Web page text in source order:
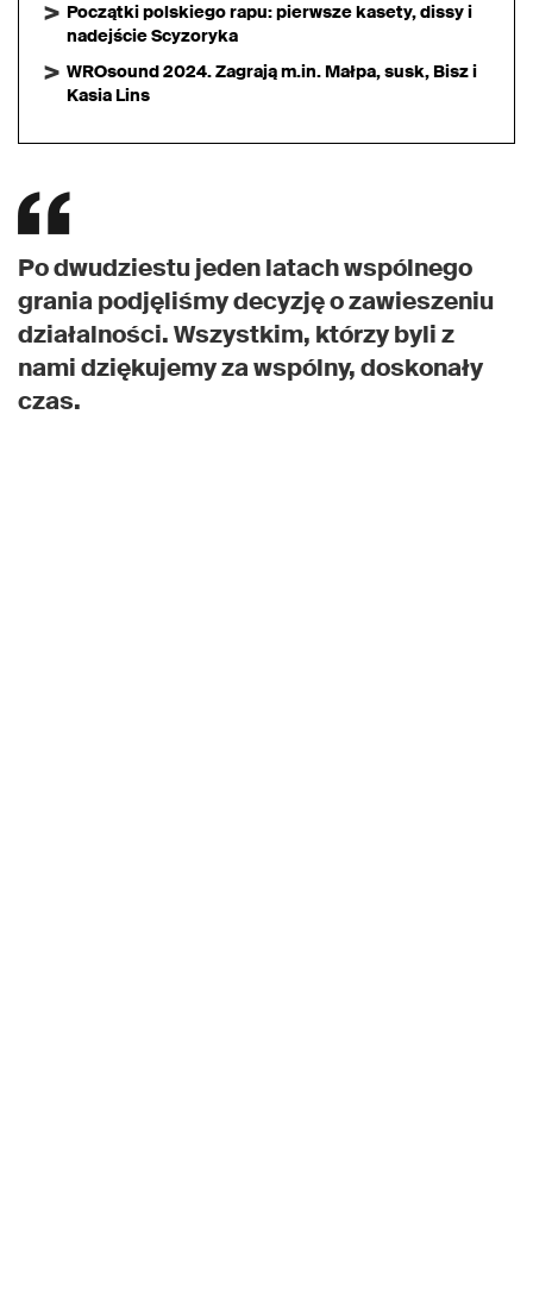
Początki polskiego rapu: pierwsze kasety, dissy i
nadejście Scyzoryka
WROsound 2024. Zagrają m.in. Małpa, susk, Bisz i
Kasia Lins
Po dwudziestu jeden latach wspólnego
grania podjęliśmy decyzję o zawieszeniu
działalności. Wszystkim, którzy byli z
nami dziękujemy za wspólny, doskonały
czas.